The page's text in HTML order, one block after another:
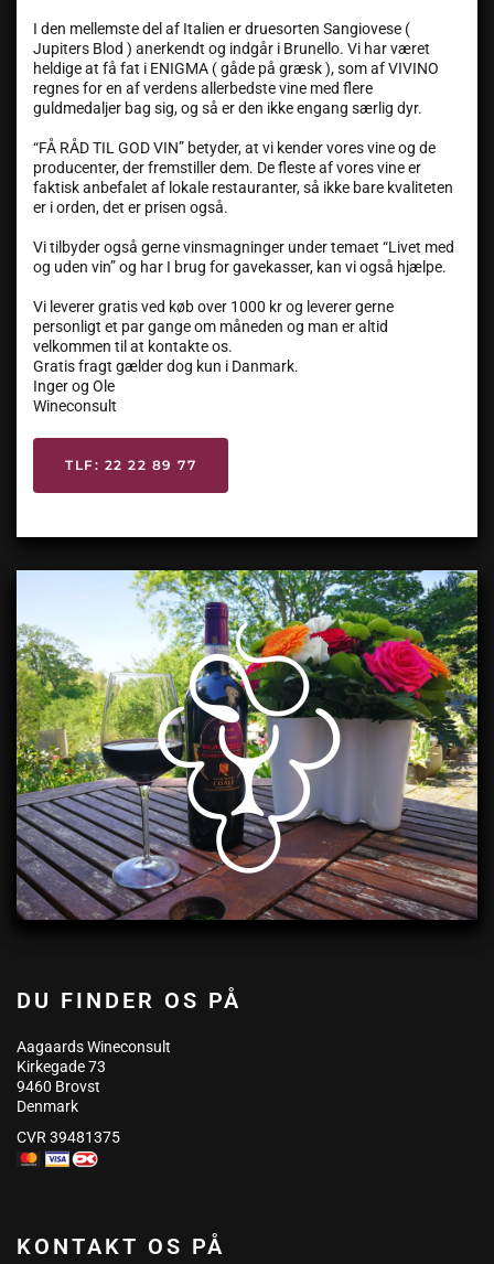
I den mellemste del af Italien er druesorten Sangiovese (
Jupiters Blod ) anerkendt og indgår i Brunello. Vi har været
heldige at få fat i ENIGMA ( gåde på græsk ), som af VIVINO
regnes for en af verdens allerbedste vine med flere
guldmedaljer bag sig, og så er den ikke engang særlig dyr.
“FÅ RÅD TIL GOD VIN” betyder, at vi kender vores vine og de
producenter, der fremstiller dem. De fleste af vores vine er
faktisk anbefalet af lokale restauranter, så ikke bare kvaliteten
er i orden, det er prisen også.
Vi tilbyder også gerne vinsmagninger under temaet “Livet med
og uden vin” og har I brug for gavekasser, kan vi også hjælpe.
Vi leverer gratis ved køb over 1000 kr og leverer gerne
personligt et par gange om måneden og man er altid
velkommen til at kontakte os.
Gratis fragt gælder dog kun i Danmark.
Inger og Ole
Wineconsult
TLF: 22 22 89 77
DU FINDER OS PÅ
Aagaards Wineconsult
Kirkegade 73
9460 Brovst
Denmark
CVR 39481375
KONTAKT OS PÅ